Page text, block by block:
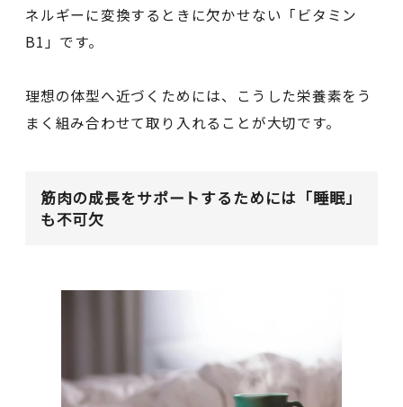
ネルギーに変換するときに欠かせない「ビタミン
B1」です。
理想の体型へ近づくためには、こうした栄養素をう
まく組み合わせて取り入れることが大切です。
筋肉の成長をサポートするためには「睡眠」
も不可欠